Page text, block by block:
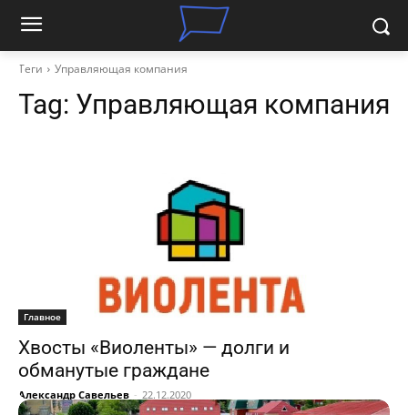
Теги Управляющая компания
Tag: Управляющая компания
Главное
Хвосты «Виоленты» — долги и
обманутые граждане
Александр Савельев - 22.12.2020